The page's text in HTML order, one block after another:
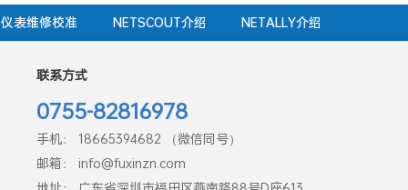
仪表维修校准 NETSCOUT介绍 NETALLY介绍
联系方式
0755-82816978
手机： 18665394682 （微信同号）
邮箱： info@fuxinzn.com